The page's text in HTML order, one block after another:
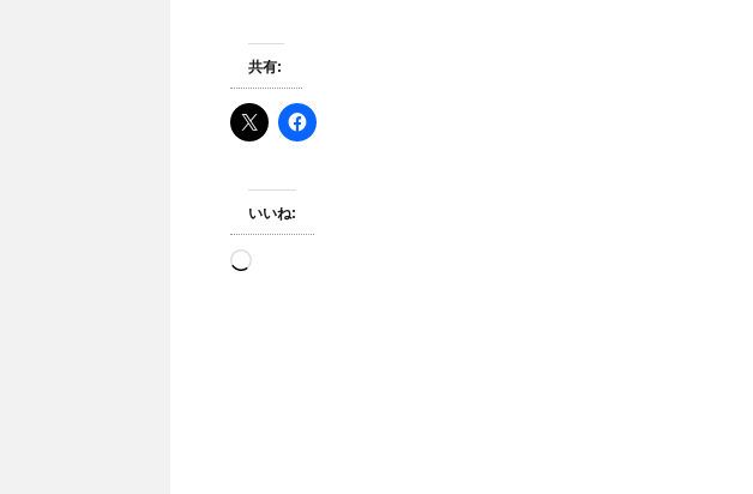
共有:
いいね:
読